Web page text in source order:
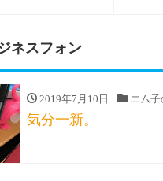
ネスフォン
2019年7月10日 エム子
気分一新。